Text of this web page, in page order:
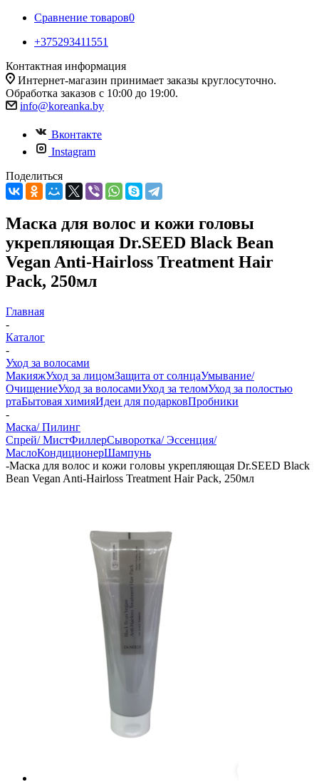
Сравнение товаров0
+375293411551
Контактная информация
Интернет-магазин принимает заказы круглосуточно.
Обработка заказов с 10:00 до 19:00.
info@koreanka.by
Вконтакте
Instagram
Поделиться
Маска для волос и кожи головы
укрепляющая Dr.SEED Black Bean
Vegan Anti-Hairloss Treatment Hair
Pack, 250мл
Главная
-
Каталог
-
Уход за волосами
МакияжУход за лицомЗащита от солнцаУмывание/
ОчищениеУход за волосамиУход за теломУход за полостью
ртаБытовая химияИдеи для подарковПробники
-
Маска/ Пилинг
Спрей/ МистФиллерСыворотка/ Эссенция/
МаслоКондиционерШампунь
-Маска для волос и кожи головы укрепляющая Dr.SEED Black
Bean Vegan Anti-Hairloss Treatment Hair Pack, 250мл